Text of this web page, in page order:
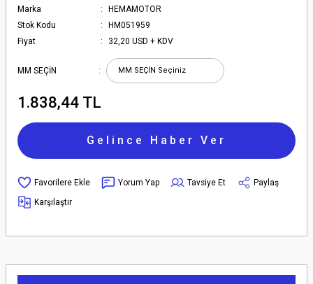
Marka
HEMAMOTOR
Stok Kodu
HM051959
Fiyat
32,20 USD + KDV
MM SEÇİN
1.838,44 TL
Gelince Haber Ver
Yorum Yap Tavsiye Et
Paylaş
Karşılaştır